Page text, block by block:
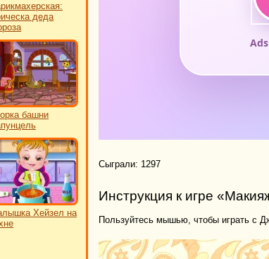
деда
башни
Хейзел на
Сыграли: 1297
Инструкция к игре
Пользуйтесь мышью, чтобы играть с